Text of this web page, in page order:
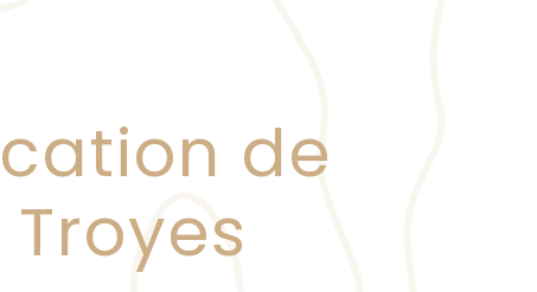
de